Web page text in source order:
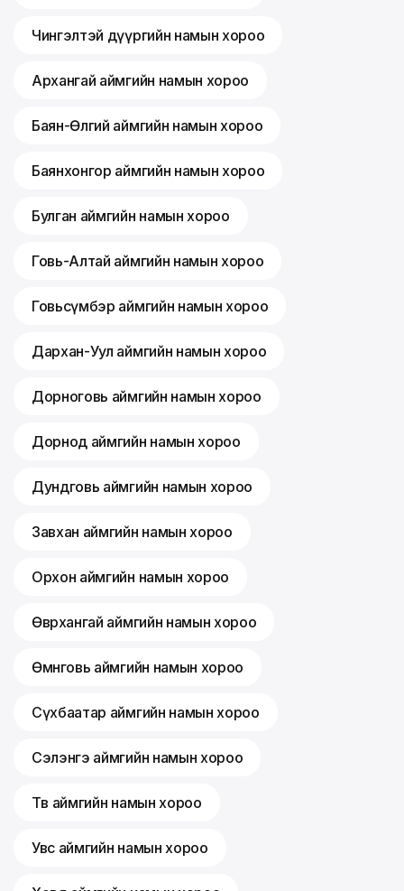
Чингэлтэй дүүргийн намын хороо
Архангай аймгийн намын хороо
Баян-Өлгий аймгийн намын хороо
Баянхонгор аймгийн намын хороо
Булган аймгийн намын хороо
Говь-Алтай аймгийн намын хороо
Говьсүмбэр аймгийн намын хороо
Дархан-Уул аймгийн намын хороо
Дорноговь аймгийн намын хороо
Дорнод аймгийн намын хороо
Дундговь аймгийн намын хороо
Завхан аймгийн намын хороо
Орхон аймгийн намын хороо
Өвөрхангай аймгийн намын хороо
Өмнөговь аймгийн намын хороо
Сүхбаатар аймгийн намын хороо
Сэлэнгэ аймгийн намын хороо
Төв аймгийн намын хороо
Увс аймгийн намын хороо